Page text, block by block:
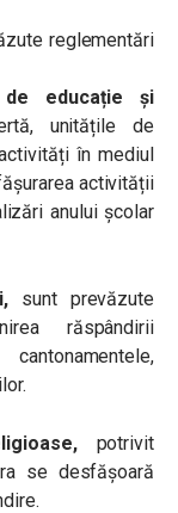
reglementări
educație și
unitățile de
în mediul
activității
anului școlar
sunt prevăzute
răspândirii
potrivit
se desfășoară